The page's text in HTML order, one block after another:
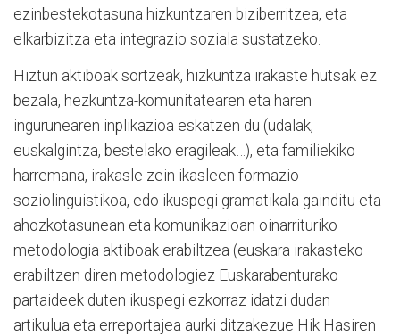
ezinbestekotasuna hizkuntzaren biziberritzea, eta
elkarbizitza eta integrazio soziala sustatzeko.
Hiztun aktiboak sortzeak, hizkuntza irakaste hutsak ez
bezala, hezkuntza-komunitatearen eta haren
ingurunearen inplikazioa eskatzen du (udalak,
euskalgintza, bestelako eragileak…), eta familiekiko
harremana, irakasle zein ikasleen formazio
soziolinguistikoa, edo ikuspegi gramatikala gainditu eta
ahozkotasunean eta komunikazioan oinarrituriko
metodologia aktiboak erabiltzea (euskara irakasteko
erabiltzen diren metodologiez Euskarabenturako
partaideek duten ikuspegi ezkorraz idatzi dudan
artikulua eta erreportajea aurki ditzakezue Hik Hasiren